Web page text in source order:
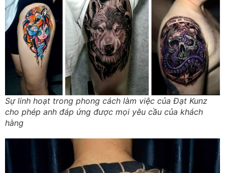
Sự linh hoạt trong phong cách làm việc của Đạt Kunz
cho phép anh đáp ứng được mọi yêu cầu của khách
hàng